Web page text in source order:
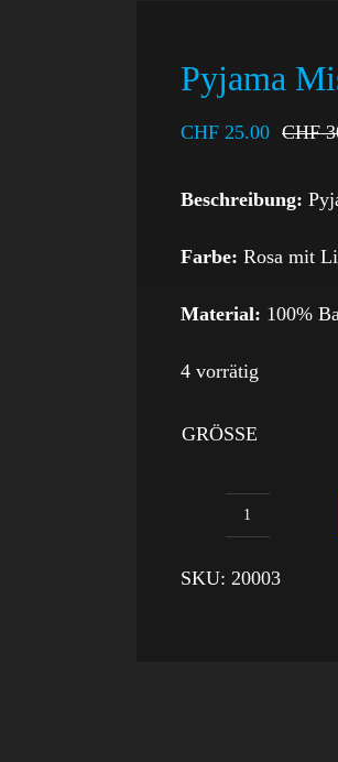
Pyjama
CHF
CHF25.00
Beschreibung:
Farbe: Rosa mit
Material: 100%
4 vorrätig
GRÖSSE
Pyjama
Miss
SKU: 20003